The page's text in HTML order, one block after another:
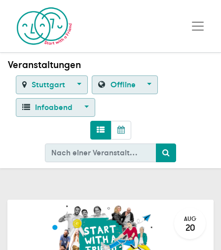
Veranstaltungen
Stuttgart Offline
Infoabend
AUG
20